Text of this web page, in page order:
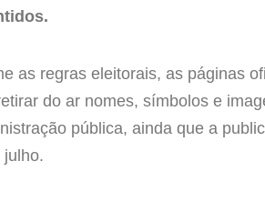
as regras eleitorais, as páginas
do ar nomes, símbolos e
pública, ainda que a
julho.